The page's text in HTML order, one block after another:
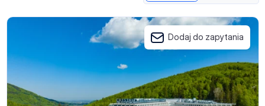
Dodaj do zapytania